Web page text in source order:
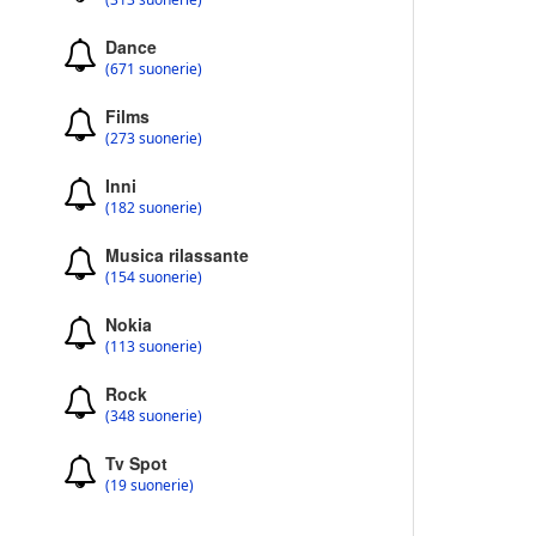
Dance
(671 suonerie)
Films
(273 suonerie)
Inni
(182 suonerie)
Musica rilassante
(154 suonerie)
Nokia
(113 suonerie)
Rock
(348 suonerie)
Tv Spot
(19 suonerie)